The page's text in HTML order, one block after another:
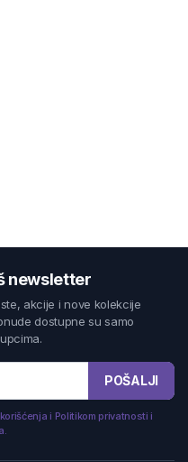
newsletter
akcije i nove kolekcije
dostupne su samo
POŠALJI
i Politikom privatnosti i